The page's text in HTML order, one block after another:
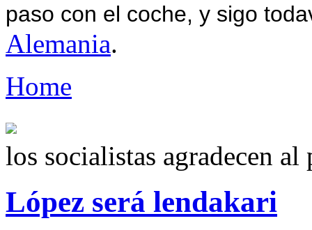
paso con el coche, y sigo
Alemania.
Home
los socialistas agradecen
López será lendakari